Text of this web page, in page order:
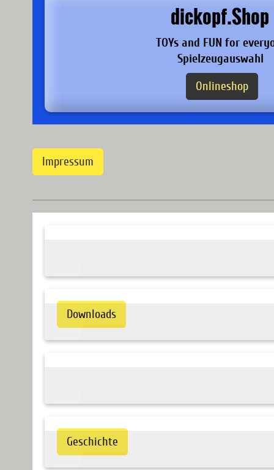
dickopf.Shop
TOYs and FUN for
Spielzeugauswahl
Onlineshop
Impressum
Downloads
Geschichte